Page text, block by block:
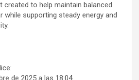
created to help maintain balanced
while supporting steady energy and
de 2025 a las 18:04